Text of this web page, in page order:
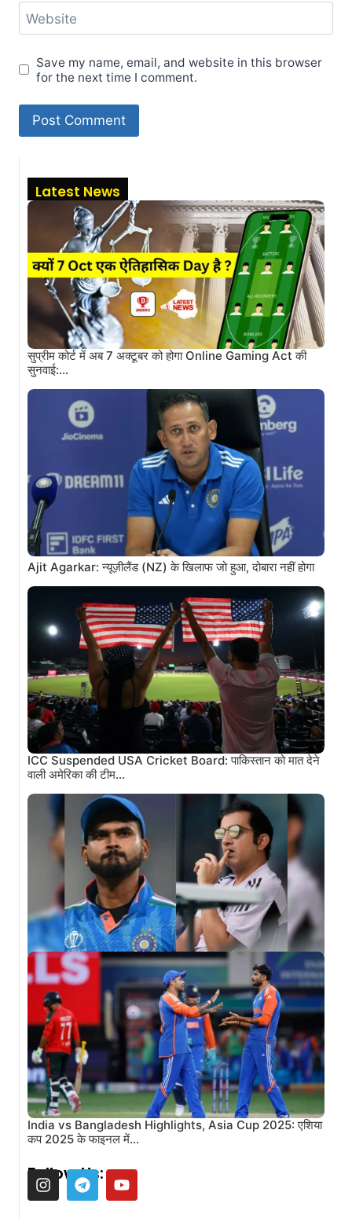
Website
Save my name, email, and website in this browser
for the next time I comment.
Latest News
सुप्रीम कोर्ट में अब 7 अक्टूबर को होगा Online Gaming Act की
सुनवाई:…
Ajit Agarkar: न्यूज़ीलैंड (NZ) के खिलाफ जो हुआ, दोबारा नहीं होगा
ICC Suspended USA Cricket Board: पाकिस्तान को मात देने
वाली अमेरिका की टीम…
Shreyas Iyer wants a break from red-ball cricket:
श्रेयस अय्यर का चौंकाने वाला…
India vs Bangladesh Highlights, Asia Cup 2025: एशिया
कप 2025 के फाइनल में…
Follow Us: